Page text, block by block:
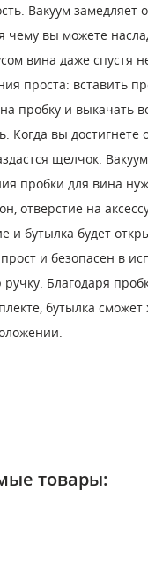
Вакуум замедляет
чему вы можете
вина даже спустя
проста: вставить
пробку и выкачать
Когда вы достигнете
щелчок.
пробки для вина
отверстие на
и бутылка будет
и безопасен в
Благодаря
бутылка сможет
товары: